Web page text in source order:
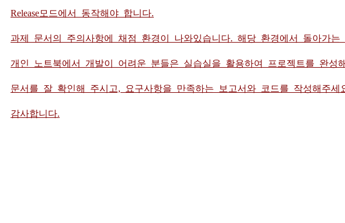
Release모드에서 동작해야 합니다.
과제 문서의 주의사항에 채점 환경이 나와있습니다. 해당 환경에서 돌아가는
개인 노트북에서 개발이 어려운 분들은 실습실을 활용하여 프로젝트를 완성
문서를 잘 확인해 주시고, 요구사항을 만족하는 보고서와 코드를 작성해주세
감사합니다.